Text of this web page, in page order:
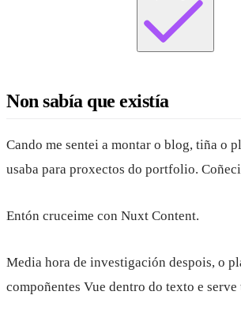
Non sabía que existía
Cando me sentei a montar o blog, tiña o
usaba para proxectos do portfolio.
Entón cruceime con Nuxt Content.
Media hora de investigación despois, o
compoñentes Vue dentro do texto e